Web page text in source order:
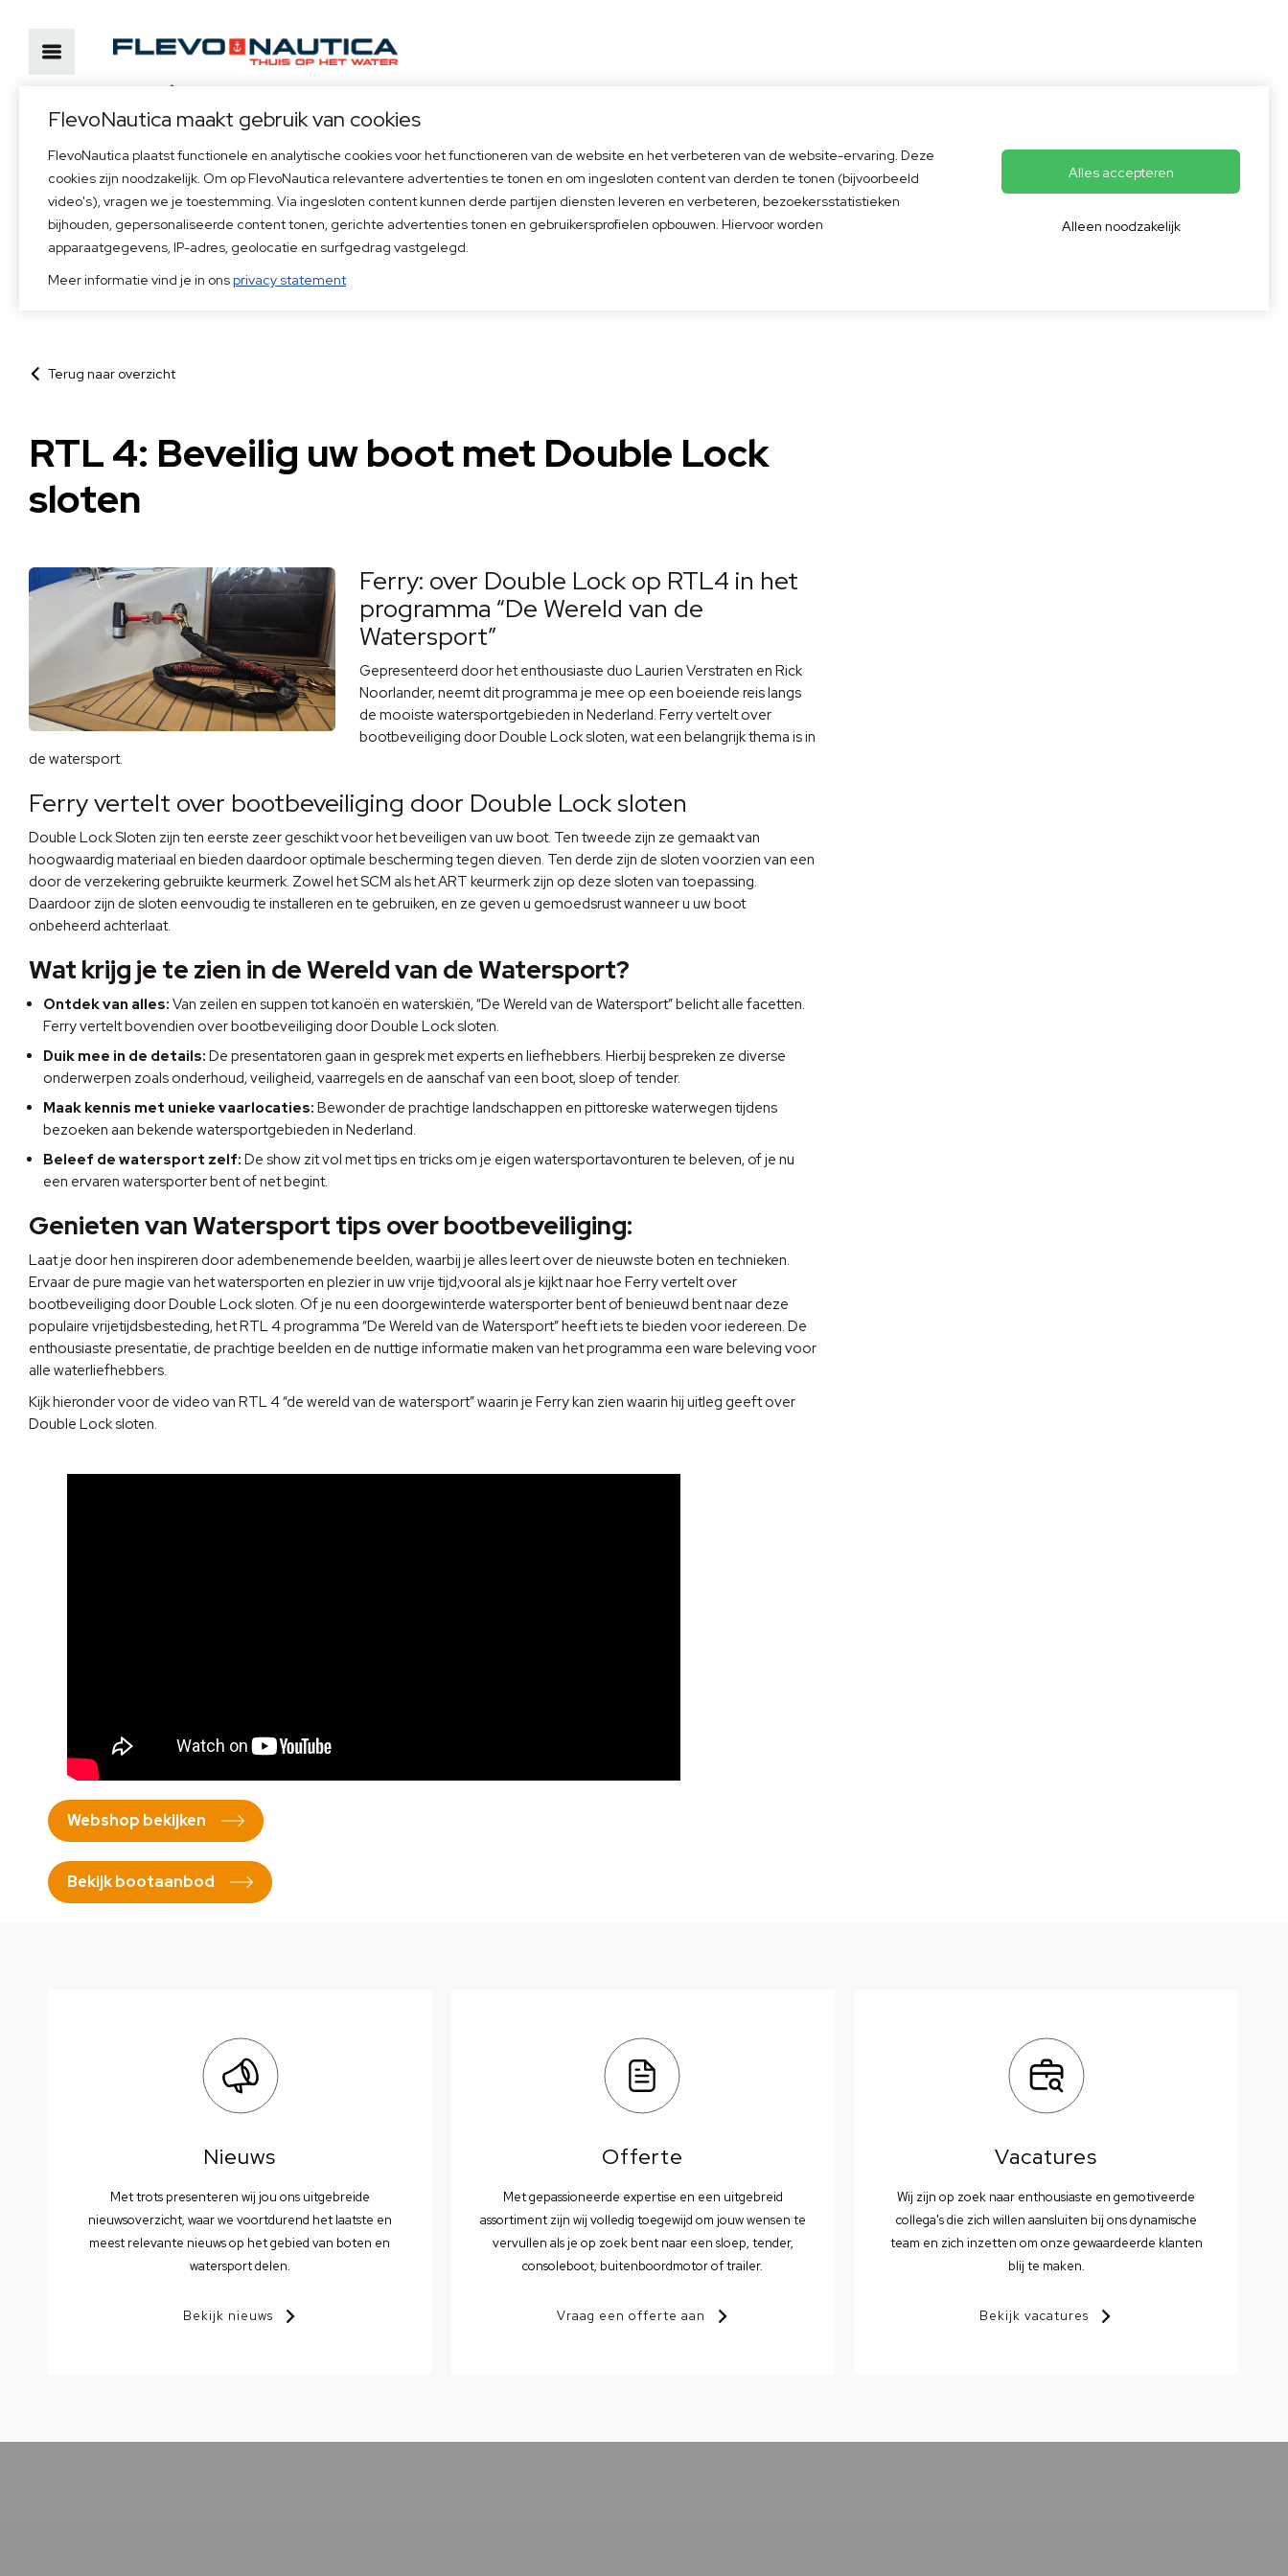
Bezoekadres
Marinaweg 14, 1361 AC Almere
52°20'30.7"N, 5°07'59.4"E
Neem direct contact op
+31(0)36 53 68 555
info@flevonautica.nl
Direct een afspraak
Afspraak inplannen
Gebaseerd op125
beoordelingen
Terug naar overzicht
RTL 4: Beveilig uw boot met Double Lock
sloten
Ferry: over Double Lock op RTL4 in het
programma “De Wereld van de
Watersport”
Gepresenteerd door het enthousiaste duo Laurien Verstraten en Rick
Noorlander, neemt dit programma je mee op een boeiende reis langs
de mooiste watersportgebieden in Nederland. Ferry vertelt over
bootbeveiliging door Double Lock sloten, wat een belangrijk thema is in
de watersport.
Ferry vertelt over bootbeveiliging door Double Lock sloten
Double Lock Sloten zijn ten eerste zeer geschikt voor het beveiligen van uw boot. Ten tweede zijn ze gemaakt van
hoogwaardig materiaal en bieden daardoor optimale bescherming tegen dieven. Ten derde zijn de sloten voorzien van een
door de verzekering gebruikte keurmerk. Zowel het SCM als het ART keurmerk zijn op deze sloten van toepassing.
Daardoor zijn de sloten eenvoudig te installeren en te gebruiken, en ze geven u gemoedsrust wanneer u uw boot
onbeheerd achterlaat.
Wat krijg je te zien in de Wereld van de Watersport?
Ontdek van alles: Van zeilen en suppen tot kanoën en waterskiën, “De Wereld van de Watersport” belicht alle facetten.
Ferry vertelt bovendien over bootbeveiliging door Double Lock sloten.
Duik mee in de details: De presentatoren gaan in gesprek met experts en liefhebbers. Hierbij bespreken ze diverse
onderwerpen zoals onderhoud, veiligheid, vaarregels en de aanschaf van een boot, sloep of tender.
Maak kennis met unieke vaarlocaties: Bewonder de prachtige landschappen en pittoreske waterwegen tijdens
bezoeken aan bekende watersportgebieden in Nederland.
Beleef de watersport zelf: De show zit vol met tips en tricks om je eigen watersportavonturen te beleven, of je nu
een ervaren watersporter bent of net begint.
Genieten van Watersport tips over bootbeveiliging:
Laat je door hen inspireren door adembenemende beelden, waarbij je alles leert over de nieuwste boten en technieken.
Ervaar de pure magie van het watersporten en plezier in uw vrije tijd,vooral als je kijkt naar hoe Ferry vertelt over
bootbeveiliging door Double Lock sloten. Of je nu een doorgewinterde watersporter bent of benieuwd bent naar deze
populaire vrijetijdsbesteding, het RTL 4 programma “De Wereld van de Watersport” heeft iets te bieden voor iedereen. De
enthousiaste presentatie, de prachtige beelden en de nuttige informatie maken van het programma een ware beleving voor
alle waterliefhebbers.
Kijk hieronder voor de video van RTL 4 “de wereld van de watersport” waarin je Ferry kan zien waarin hij uitleg geeft over
Double Lock sloten.
Webshop bekijken
Bekijk bootaanbod
Nieuws
Met trots presenteren wij jou ons uitgebreide
nieuwsoverzicht, waar we voortdurend het laatste en
meest relevante nieuws op het gebied van boten en
watersport delen.
Bekijk nieuws
Offerte
Met gepassioneerde expertise en een uitgebreid
assortiment zijn wij volledig toegewijd om jouw wensen te
vervullen als je op zoek bent naar een sloep, tender,
consoleboot, buitenboordmotor of trailer.
Vraag een offerte aan
Vacatures
Wij zijn op zoek naar enthousiaste en gemotiveerde
collega's die zich willen aansluiten bij ons dynamische
team en zich inzetten om onze gewaardeerde klanten
blij te maken.
Bekijk vacatures
FlevoNautica maakt gebruik van cookies
FlevoNautica plaatst functionele en analytische cookies voor het functioneren van de website en het verbeteren van de website-ervaring. Deze
cookies zijn noodzakelijk. Om op FlevoNautica relevantere advertenties te tonen en om ingesloten content van derden te tonen (bijvoorbeeld
video's), vragen we je toestemming. Via ingesloten content kunnen derde partijen diensten leveren en verbeteren, bezoekersstatistieken
bijhouden, gepersonaliseerde content tonen, gerichte advertenties tonen en gebruikersprofielen opbouwen. Hiervoor worden
apparaatgegevens, IP-adres, geolocatie en surfgedrag vastgelegd.
Meer informatie vind je in ons privacy statement
Alles accepteren
Alleen noodzakelijk